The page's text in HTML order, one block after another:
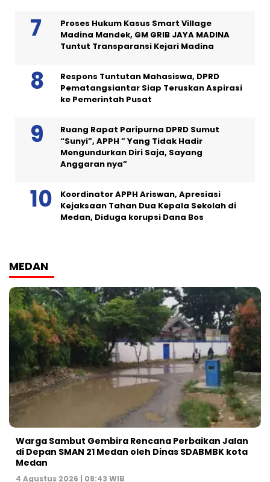
Proses Hukum Kasus Smart Village
Madina Mandek, GM GRIB JAYA MADINA
Tuntut Transparansi Kejari Madina
Respons Tuntutan Mahasiswa, DPRD
Pematangsiantar Siap Teruskan Aspirasi
ke Pemerintah Pusat
Ruang Rapat Paripurna DPRD Sumut
“Sunyi”, APPH ” Yang Tidak Hadir
Mengundurkan Diri Saja, Sayang
Anggaran nya”
Koordinator APPH Ariswan, Apresiasi
Kejaksaan Tahan Dua Kepala Sekolah di
Medan, Diduga korupsi Dana Bos
MEDAN
Warga Sambut Gembira Rencana Perbaikan Jalan
di Depan SMAN 21 Medan oleh Dinas SDABMBK kota
Medan
4 Agustus 2026 | 08:43 WIB